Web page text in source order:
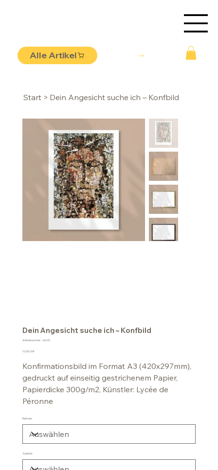
Alle Artikel Login
Start > Dein Angesicht suche ich – Konfbild
Dein Angesicht suche ich – Konfbild
Artikelnummer:
Artikelnummer:
kb169
Preis
10,30 CHF
Konfirmationsbild im Format A3 (420x297mm),
gedruckt auf einseitig gestrichenem Papier,
Papierdicke 300g/m2, Künstler: Lycée de
Péronne
Rahmen
Zubehör